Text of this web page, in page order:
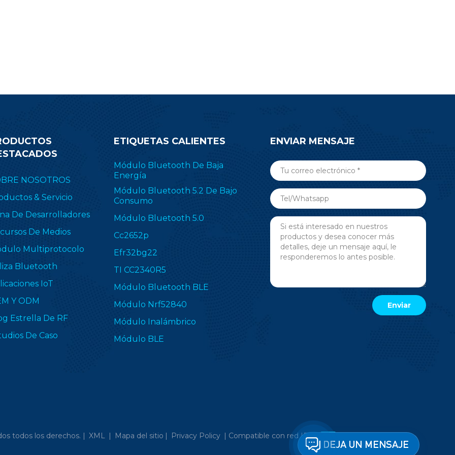
NOSOTROS
& Servicio
De Desarrolladores
De Medios
Multiprotocolo
Bluetooth
IoT
Y ODM
Estrella De RF
De Caso
ETIQUETAS CALIENTES
Módulo Bluetooth De Baja
Energía
Módulo Bluetooth 5.2 De Bajo
Consumo
Módulo Bluetooth 5.0
Cc2652p
Efr32bg22
TI CC2340R5
Módulo Bluetooth BLE
Módulo Nrf52840
Módulo Inalámbrico
Módulo BLE
ENVIAR MENSAJE
todos los derechos. | XML | Mapa del sitio | Privacy Policy | Compatible con red IPv6
DEJA UN MENSAJE